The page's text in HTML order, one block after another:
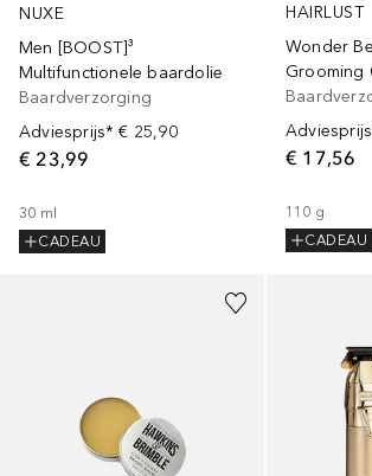
NUXE
Men [BOOST]³
Multifunctionele baardolie
Baardverzorging
Adviesprijs* € 25,90
€ 23,99
30 ml
CADEAU
HAIRLUST
Wonder
Grooming
€ 17,56
110 g
CADEAU